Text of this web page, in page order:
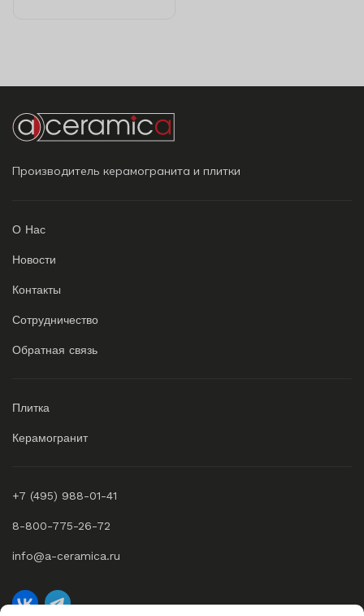
Производитель керамогранита и плитки
О Нас
Новости
Контакты
Сотрудничество
Обратная связь
Плитка
Керамогранит
+7 (495) 988-01-41
8-800-775-26-72
info@a-ceramica.ru